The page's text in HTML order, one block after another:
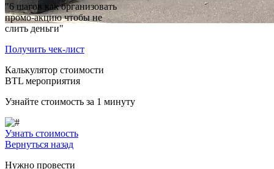
"6 шагов как организовать
промо-акцию чтобы не
слить деньги"
Получить чек-лист
Калькулятор стоимости
BTL мероприятия
Узнайте стоимость за 1 минуту
Узнать стоимость
Вернуться назад
Нужно провести